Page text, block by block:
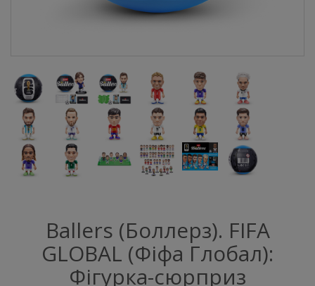
Ballers (Боллерз). FIFA
GLOBAL (Фіфа Глобал):
Фігурка-сюрприз